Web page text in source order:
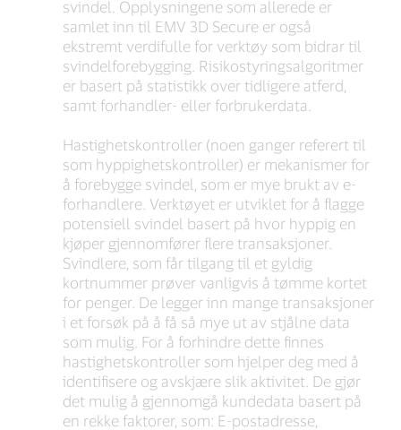
svindel. Opplysningene som allerede er
samlet inn til EMV 3D Secure er også
ekstremt verdifulle for verktøy som bidrar til
svindelforebygging. Risikostyringsalgoritmer
er basert på statistikk over tidligere atferd,
samt forhandler- eller forbrukerdata.
Hastighetskontroller (noen ganger referert til
som hyppighetskontroller) er mekanismer for
å forebygge svindel, som er mye brukt av e-
forhandlere. Verktøyet er utviklet for å flagge
potensiell svindel basert på hvor hyppig en
kjøper gjennomfører flere transaksjoner.
Svindlere, som får tilgang til et gyldig
kortnummer prøver vanligvis å tømme kortet
for penger. De legger inn mange transaksjoner
i et forsøk på å få så mye ut av stjålne data
som mulig. For å forhindre dette finnes
hastighetskontroller som hjelper deg med å
identifisere og avskjære slik aktivitet. De gjør
det mulig å gjennomgå kundedata basert på
en rekke faktorer, som: E-postadresse,